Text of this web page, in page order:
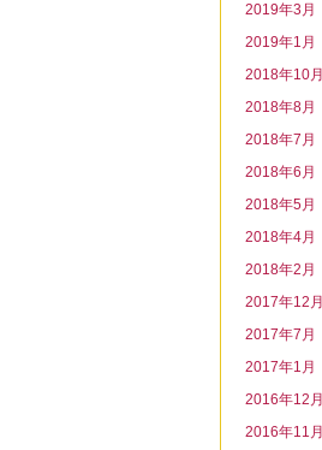
2019年3月
2019年1月
2018年10月
2018年8月
2018年7月
2018年6月
2018年5月
2018年4月
2018年2月
2017年12月
2017年7月
2017年1月
2016年12月
2016年11月